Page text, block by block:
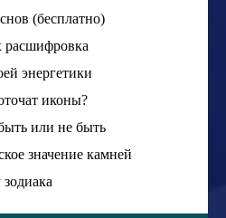
(бесплатно)
энергетики
иконы?
или не быть
значение камней